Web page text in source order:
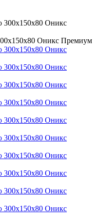
Оникс Премиум